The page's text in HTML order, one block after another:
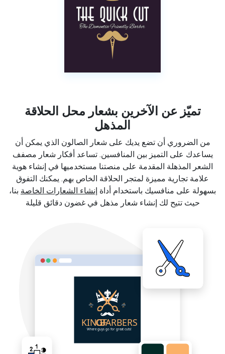
تميّز عن الآخرين بشعار محل الحلاقة
المذهل
من الضروري أن تضع يديك على شعار الصالون الذي يمكن أن
يساعدك على التميز بين المنافسين. تساعد أفكار شعار مصفف
الشعر المذهلة المقدمة على منصتنا مستخدميها في إنشاء هوية
علامة تجارية مميزة لمتجر الحلاقة الخاص بهم. يمكنك التفوق
بسهولة على منافسيك باستخدام أداة إنشاء الشعارات الخاصة بنا،
حيث تتيح لك إنشاء شعار مذهل في غضون دقائق قليلة